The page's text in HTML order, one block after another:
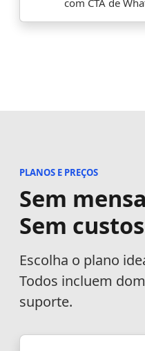
com CTA de
PLANOS E PREÇOS
Sem
Sem
Escolha o plano
Todos incluem
suporte.